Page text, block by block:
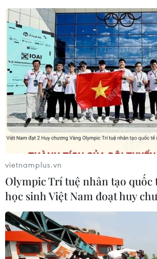
Dịch COVID-19: Bình Dương
trung 600 công nhân
Chiều 13/6, lực lượng chức năng thành
tỉnh Bình Dương đã tổ chức 20 chuyến
600 công nhân của Công ty Trách
Việt Nam đi cách ly tập trung.
vietnamplus.vn
Olympic Trí tuệ nhân tạo quốc
học sinh Việt Nam đoạt huy